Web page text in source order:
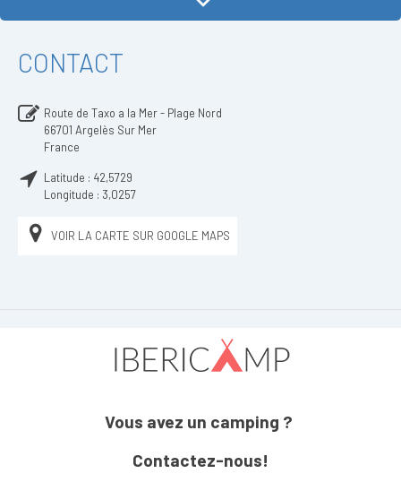
CONTACT
Route de Taxo a la Mer - Plage Nord
66701 Argelès Sur Mer
France
Latitude : 42,5729
Longitude : 3,0257
VOIR LA CARTE SUR GOOGLE MAPS
Vous avez un camping ?
Contactez-nous!